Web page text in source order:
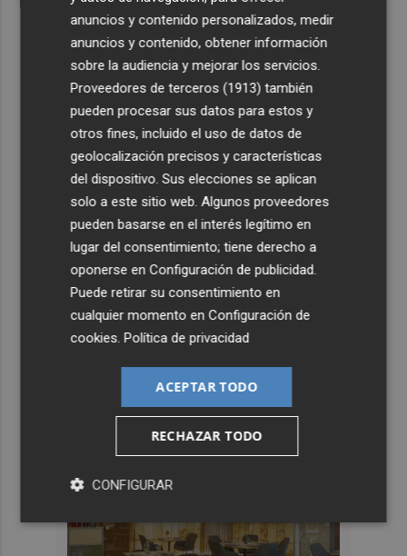
anuncios y contenido personalizados, medir
anuncios y contenido, obtener información
sobre la audiencia y mejorar los servicios.
Proveedores de terceros (1913) también
pueden procesar sus datos para estos y
otros fines, incluido el uso de datos de
geolocalización precisos y características
del dispositivo. Sus elecciones se aplican
solo a este sitio web. Algunos proveedores
pueden basarse en el interés legítimo en
lugar del consentimiento; tiene derecho a
oponerse enConfiguración de publicidad
Puede retirar su consentimiento en
cualquier momento enConfiguración de
cookies .Política de privacidad
ACEPTAR TODO
RECHAZAR TODO
CONFIGURAR